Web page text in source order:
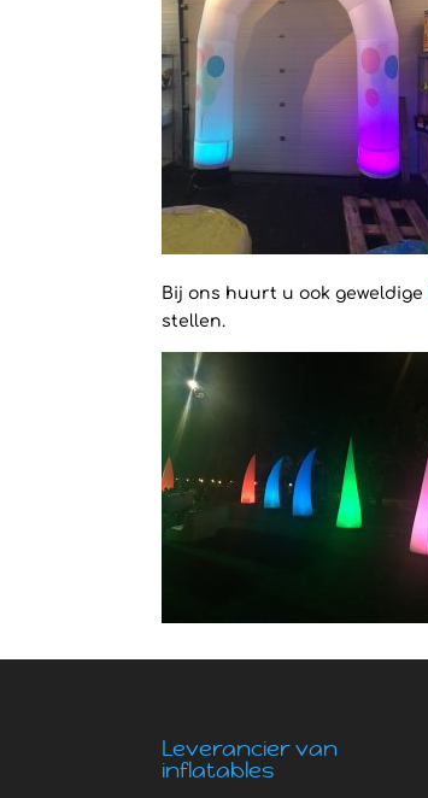
Bij ons huurt u ook geweldige
stellen.
Leverancier van
inflatables